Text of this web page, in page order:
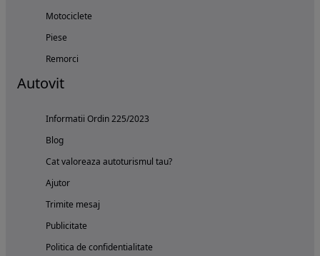
Motociclete
Piese
Remorci
Autovit
Informatii Ordin 225/2023
Blog
Cat valoreaza autoturismul tau?
Ajutor
Trimite mesaj
Publicitate
Politica de confidentialitate